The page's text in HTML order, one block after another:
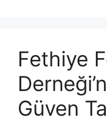
Fethiye
Güven